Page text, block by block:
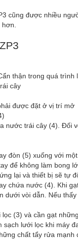
cũng được nhiều
hơn.
thận trong quá
cây
được đặt ở vị trí mở
nước trái cây (4). Đối
đòn (5) xuống với
để không làm bong
lại và thiết bị sẽ tự
chứa nước (4). Khi
dưới vòi dẫn. Nếu
(3) và cần gạt
lưới lọc khi máy
chất tẩy rửa